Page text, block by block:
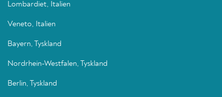
Lombardiet, Italien
Veneto, Italien
Bayern, Tyskland
Nordrhein-Westfalen, Tyskland
Berlin, Tyskland